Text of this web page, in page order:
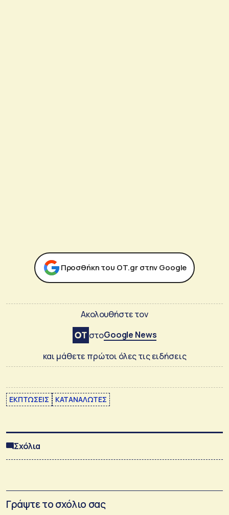
Προσθήκη του ΟΤ.gr στην Google
Ακολουθήστε τον
στοGoogle News
και μάθετε πρώτοι όλες τις ειδήσεις
ΕΚΠΤΩΣΕΙΣ ΚΑΤΑΝΑΛΩΤΕΣ
Σχόλια
Γράψτε το σχόλιο σας